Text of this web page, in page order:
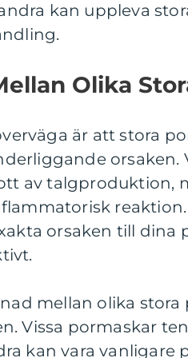
kan uppleva
Olika
är att stora
orsaken.
av talgproduktion,
orsaken till dina
mellan olika stora
Vissa pormaskar
kan vara vanligare